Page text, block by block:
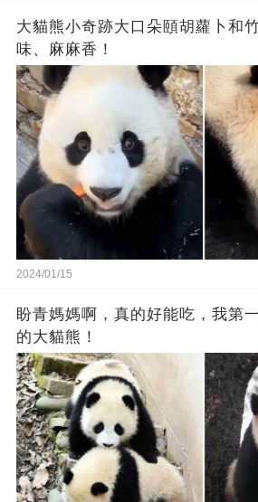
大貓熊小奇跡大口朵頤胡蘿卜和
味、麻麻香！
2024/01/15
盼青媽媽啊，真的好能吃，我第
的大貓熊！